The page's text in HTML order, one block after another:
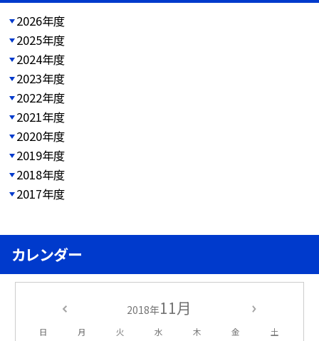
2026年度
2025年度
2024年度
2023年度
2022年度
2021年度
2020年度
2019年度
2018年度
2017年度
カレンダー
2018年11月
日 月 火 水 木 金 土